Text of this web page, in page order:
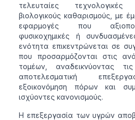
τελευταίες
βιολογικούς καθαρισμούς, με
εφαρμογές που
φυσικοχημικές ή
ενότητα επικεντρώνεται σε
που προσαρμόζονται στις
τομέων, αναδεικνύοντας
αποτελεσματική
εξοικονόμηση πόρων και
ισχύοντες κανονισμούς.
Η επεξεργασία των υγρών